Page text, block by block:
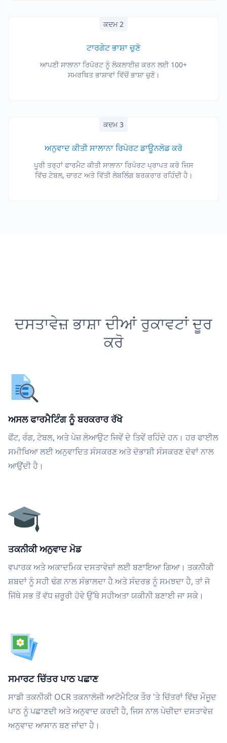
ਕਦਮ 2
ਟਾਰਗੇਟ ਭਾਸ਼ਾ ਚੁਣੋ
ਆਪਣੀ ਸਾਲਾਨਾ ਰਿਪੋਰਟ ਨੂੰ ਲੋਕਲਾਈਜ਼ ਕਰਨ ਲਈ 100+
ਸਮਰਥਿਤ ਭਾਸ਼ਾਵਾਂ ਵਿੱਚੋਂ ਭਾਸ਼ਾ ਚੁਣੋ।
ਕਦਮ 3
ਅਨੁਵਾਦ ਕੀਤੀ ਸਾਲਾਨਾ ਰਿਪੋਰਟ ਡਾਊਨਲੋਡ ਕਰੋ
ਪੂਰੀ ਤਰ੍ਹਾਂ ਫਾਰਮੈਟ ਕੀਤੀ ਸਾਲਾਨਾ ਰਿਪੋਰਟ ਪ੍ਰਾਪਤ ਕਰੋ ਜਿਸ
ਵਿੱਚ ਟੇਬਲ, ਚਾਰਟ ਅਤੇ ਵਿੱਤੀ ਲੇਬਲਿੰਗ ਬਰਕਰਾਰ ਰਹਿੰਦੀ ਹੈ।
ਦਸਤਾਵੇਜ਼ ਭਾਸ਼ਾ ਦੀਆਂ ਰੁਕਾਵਟਾਂ ਦੂਰ
ਕਰੋ
ਅਸਲ ਫਾਰਮੈਟਿੰਗ ਨੂੰ ਬਰਕਰਾਰ ਰੱਖੋ
ਫੋਂਟ, ਰੰਗ, ਟੇਬਲ, ਅਤੇ ਪੇਜ਼ ਲੇਆਉਟ ਜਿਵੇਂ ਦੇ ਤਿਵੇਂ ਰਹਿੰਦੇ ਹਨ। ਹਰ ਫਾਈਲ
ਸਮੀਖਿਆ ਲਈ ਅਨੁਵਾਦਿਤ ਸੰਸਕਰਣ ਅਤੇ ਦੋਭਾਸ਼ੀ ਸੰਸਕਰਣ ਦੋਵਾਂ ਨਾਲ
ਆਉਂਦੀ ਹੈ।
ਤਕਨੀਕੀ ਅਨੁਵਾਦ ਮੋਡ
ਵਪਾਰਕ ਅਤੇ ਅਕਾਦਮਿਕ ਦਸਤਾਵੇਜ਼ਾਂ ਲਈ ਬਣਾਇਆ ਗਿਆ। ਤਕਨੀਕੀ
ਸ਼ਬਦਾਂ ਨੂੰ ਸਹੀ ਢੰਗ ਨਾਲ ਸੰਭਾਲਦਾ ਹੈ ਅਤੇ ਸੰਦਰਭ ਨੂੰ ਸਮਝਦਾ ਹੈ, ਤਾਂ ਜੋ
ਜਿੱਥੇ ਸਭ ਤੋਂ ਵੱਧ ਜ਼ਰੂਰੀ ਹੋਵੇ ਉੱਥੇ ਸਹੀਅਤਾ ਯਕੀਨੀ ਬਣਾਈ ਜਾ ਸਕੇ।
ਸਮਾਰਟ ਚਿੱਤਰ ਪਾਠ ਪਛਾਣ
ਸਾਡੀ ਤਕਨੀਕੀ OCR ਤਕਨਾਲੋਜੀ ਆਟੋਮੈਟਿਕ ਤੌਰ 'ਤੇ ਚਿੱਤਰਾਂ ਵਿੱਚ ਮੌਜੂਦ
ਪਾਠ ਨੂੰ ਪਛਾਣਦੀ ਅਤੇ ਅਨੁਵਾਦ ਕਰਦੀ ਹੈ, ਜਿਸ ਨਾਲ ਪੇਚੀਦਾ ਦਸਤਾਵੇਜ਼
ਅਨੁਵਾਦ ਆਸਾਨ ਬਣ ਜਾਂਦਾ ਹੈ।